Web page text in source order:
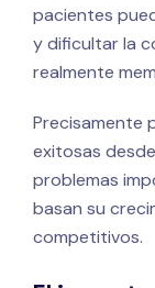
pacientes
y dificultar la
realmente
Precisamente
exitosas
problemas
basan su
competitivos.